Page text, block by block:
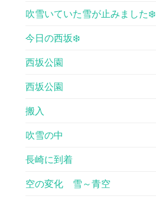
吹雪いていた雪が止みました❄️
今日の西坂❄️
西坂公園
西坂公園
搬入
吹雪の中
長崎に到着
空の変化 雪～青空